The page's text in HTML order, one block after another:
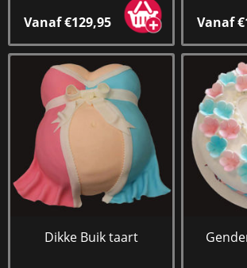
Vanaf €129,95 Vanaf
Dikke Buik taart